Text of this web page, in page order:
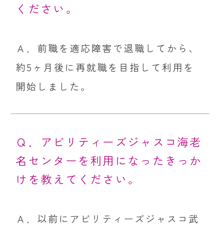
ください。
Ａ．前職を適応障害で退職してから、
約5ヶ月後に再就職を目指して利用を
開始しました。
Ｑ．アビリティーズジャスコ海老
名センターを利用になったきっか
けを教えてください。
Ａ．以前にアビリティーズジャスコ武